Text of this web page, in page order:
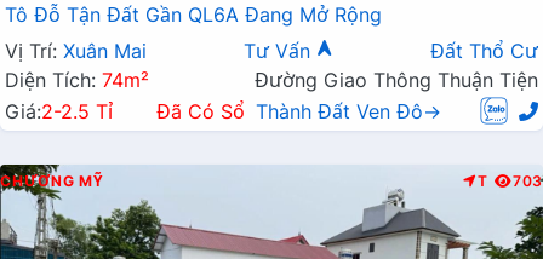
Tô Đỗ Tận Đất Gần QL6A Đang Mở Rộng
Vị Trí: Xuân Mai Tư Vấn
Đất Thổ Cư
Diện Tích: 74m²
Đường Giao Thông Thuận Tiện
Giá:2-2.5 Tỉ Đã Có Sổ Thành Đất Ven Đô→
CHƯƠNG MỸ T 703